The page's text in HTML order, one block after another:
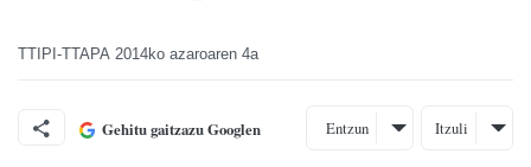
TTIPI-TTAPA 2014ko azaroaren 4a
Gehitu gaitzazu Googlen Entzun Itzuli